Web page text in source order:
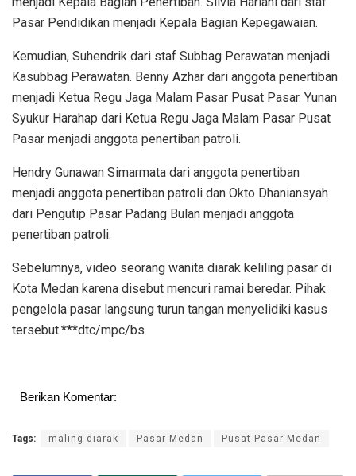
Pasar Pendidikan menjadi Kepala Bagian Kepegawaian.
Kemudian, Suhendrik dari staf Subbag Perawatan menjadi
Kasubbag Perawatan. Benny Azhar dari anggota penertiban
menjadi Ketua Regu Jaga Malam Pasar Pusat Pasar. Yunan
Syukur Harahap dari Ketua Regu Jaga Malam Pasar Pusat
Pasar menjadi anggota penertiban patroli.
Hendry Gunawan Simarmata dari anggota penertiban
menjadi anggota penertiban patroli dan Okto Dhaniansyah
dari Pengutip Pasar Padang Bulan menjadi anggota
penertiban patroli.
Sebelumnya, video seorang wanita diarak keliling pasar di
Kota Medan karena disebut mencuri ramai beredar. Pihak
pengelola pasar langsung turun tangan menyelidiki kasus
tersebut.***dtc/mpc/bs
Berikan Komentar:
Tags: maling diarak Pasar Medan Pusat Pasar Medan